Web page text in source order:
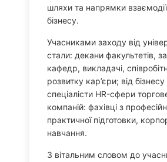
шляхи та напрямки взаємодії
бізнесу.
Учасниками заходу від
стали: декани факультетів,
кафедр, викладачі,
розвитку кар’єри; від бізнесу
спеціалісти HR-сфери
компаній: фахівці з
практичної підготовки,
навчання.
З вітальним словом до